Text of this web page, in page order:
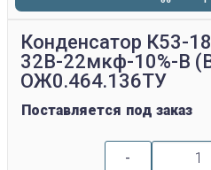
Конденсатор К53-
32В-22мкф-10%-В
ОЖ0.464.136ТУ
Поставляется под заказ
-